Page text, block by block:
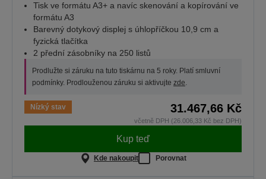
Tisk ve formátu A3+ a navíc skenování a kopírování ve
formátu A3
Barevný dotykový displej s úhlopříčkou 10,9 cm a
fyzická tlačítka
2 přední zásobníky na 250 listů
Prodlužte si záruku na tuto tiskárnu na 5 roky. Platí smluvní
podmínky. Prodlouženou záruku si aktivujte zde.
Nízký stav 31.467,66 Kč
včetně DPH (26.006,33 Kč bez DPH)
Kup teď
Kde nakoupit Porovnat